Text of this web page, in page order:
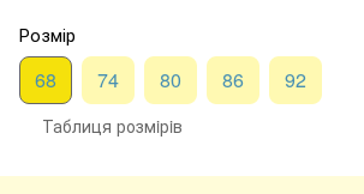
Розмір
68 74 80 86 92
Таблиця розмiрiв